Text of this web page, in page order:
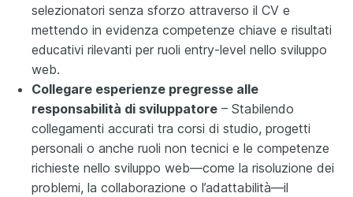
selezionatori senza sforzo attraverso il CV e
mettendo in evidenza competenze chiave e risultati
educativi rilevanti per ruoli entry-level nello sviluppo
web.
Collegare esperienze pregresse alle
responsabilità di sviluppatore – Stabilendo
collegamenti accurati tra corsi di studio, progetti
personali o anche ruoli non tecnici e le competenze
richieste nello sviluppo web—come la risoluzione dei
problemi, la collaborazione o l’adattabilità—il